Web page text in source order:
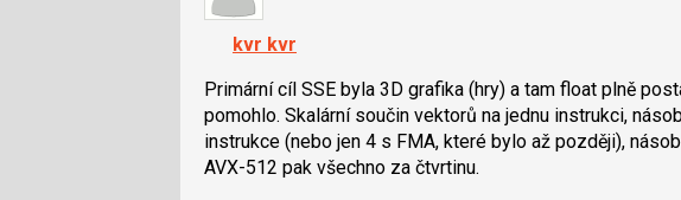
pro
předchozí
názor
navigaci
lze
použít
i
klávesy
N
kvr kvr
Primární cíl SSE byla 3D grafika (hry) a tam float plně
pomohlo. Skalární součin vektorů na jednu instrukci,
instrukce (nebo jen 4 s FMA, které bylo až později),
AVX-512 pak všechno za čtvrtinu.